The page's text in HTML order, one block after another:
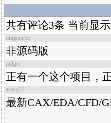
共有评论3条 当前显
dragoncbx
非源码版
judger
正有一个这个项目，
asasq11
最新CAX/EDA/CFD/